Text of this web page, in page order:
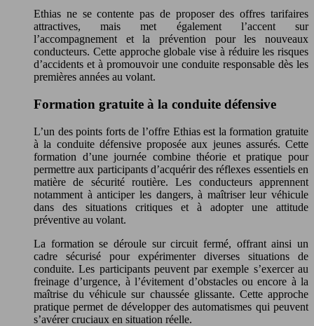
Ethias ne se contente pas de proposer des offres tarifaires
attractives, mais met également l’accent sur
l’accompagnement et la prévention pour les nouveaux
conducteurs. Cette approche globale vise à réduire les risques
d’accidents et à promouvoir une conduite responsable dès les
premières années au volant.
Formation gratuite à la conduite défensive
L’un des points forts de l’offre Ethias est la formation gratuite
à la conduite défensive proposée aux jeunes assurés. Cette
formation d’une journée combine théorie et pratique pour
permettre aux participants d’acquérir des réflexes essentiels en
matière de sécurité routière. Les conducteurs apprennent
notamment à anticiper les dangers, à maîtriser leur véhicule
dans des situations critiques et à adopter une attitude
préventive au volant.
La formation se déroule sur circuit fermé, offrant ainsi un
cadre sécurisé pour expérimenter diverses situations de
conduite. Les participants peuvent par exemple s’exercer au
freinage d’urgence, à l’évitement d’obstacles ou encore à la
maîtrise du véhicule sur chaussée glissante. Cette approche
pratique permet de développer des automatismes qui peuvent
s’avérer cruciaux en situation réelle.